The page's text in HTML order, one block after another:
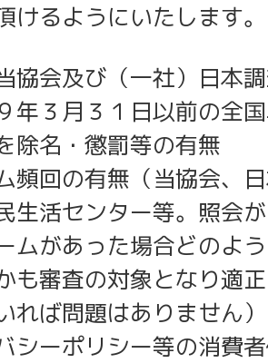
けるようにいたします。
協会及び（一社）日本
年３月３１日以前の全
除名・懲罰等の有無
頻回の有無（当協会、
生活センター等。照会
ムがあった場合どのよ
も審査の対象となり適
れば問題はありません）
シーポリシー等の消費